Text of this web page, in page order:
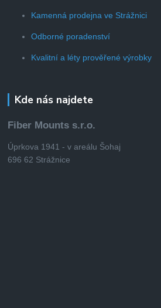
Kamenná prodejna ve Strážnici
Odborné poradenství
Kvalitní a léty prověřené výrobky
Kde nás najdete
Fiber Mounts s.r.o.
Úprkova 1941 - v areálu Šohaj
696 62 Strážnice